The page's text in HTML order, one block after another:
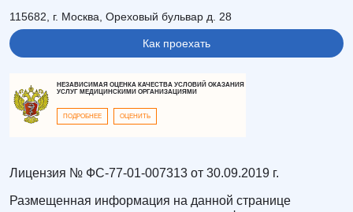
115682, г. Москва, Ореховый бульвар д. 28
Как проехать
НЕЗАВИСИМАЯ ОЦЕНКА КАЧЕСТВА УСЛОВИЙ ОКАЗАНИЯ
УСЛУГ МЕДИЦИНСКИМИ ОРГАНИЗАЦИЯМИ
ПОДРОБНЕЕ ОЦЕНИТЬ
Лицензия № ФС-77-01-007313 от 30.09.2019 г.
Размещенная информация на данной странице